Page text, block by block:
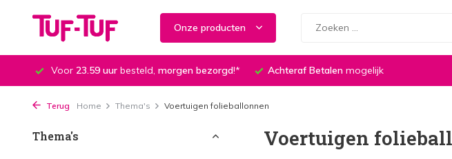
Onze producten
Voor 23.59 uur besteld, morgen bezorgd!* Achteraf Betalen mogelijk
Terug Home Thema's Voertuigen folieballonnen
Thema's Voertuigen